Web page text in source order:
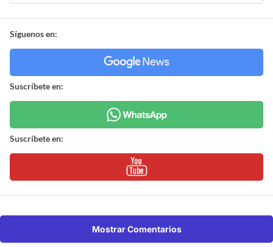
Síguenos en:
Suscríbete en:
Suscríbete en:
Mostrar Comentarios